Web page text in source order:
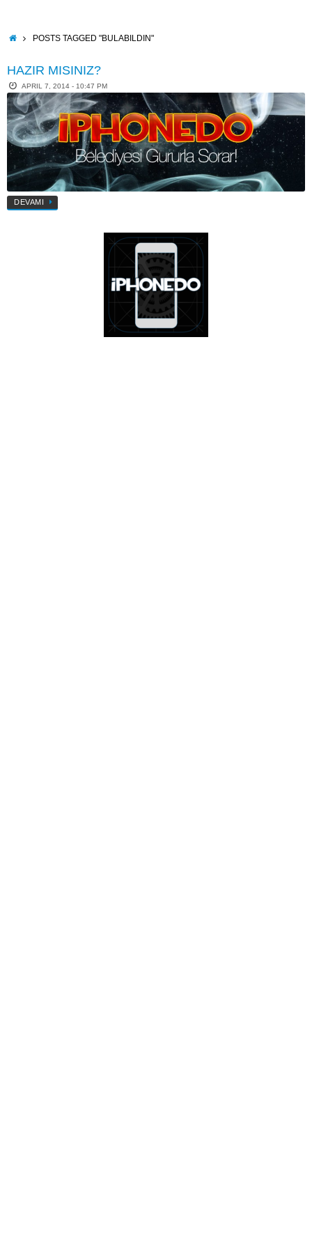
contentHOMEPOSTS TAGGED "BULABILDIN"
HAZIR MISINIZ?
APRIL 7, 2014 - 10:47 PM
DEVAMI